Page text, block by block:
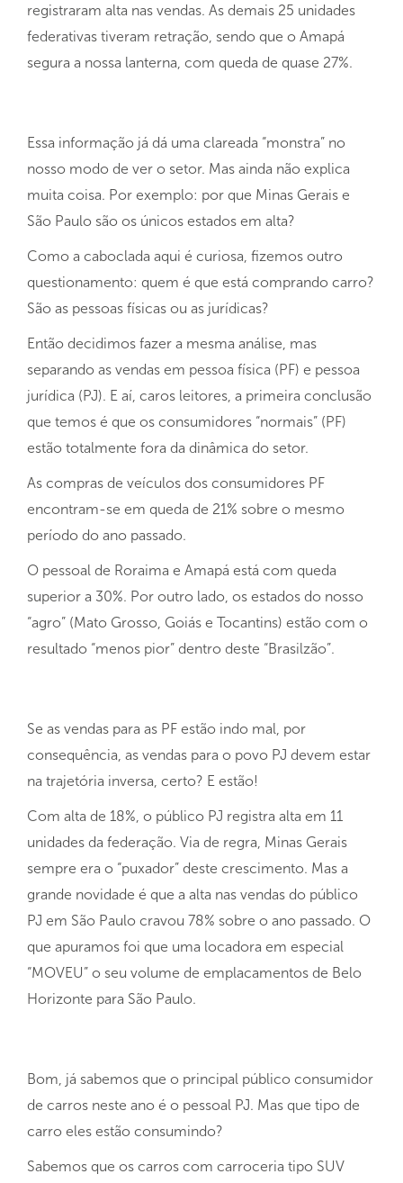
registraram alta nas vendas. As demais 25 unidades
federativas tiveram retração, sendo que o Amapá
segura a nossa lanterna, com queda de quase 27%.
Essa informação já dá uma clareada “monstra” no
nosso modo de ver o setor. Mas ainda não explica
muita coisa. Por exemplo: por que Minas Gerais e
São Paulo são os únicos estados em alta?
Como a caboclada aqui é curiosa, fizemos outro
questionamento: quem é que está comprando carro?
São as pessoas físicas ou as jurídicas?
Então decidimos fazer a mesma análise, mas
separando as vendas em pessoa física (PF) e pessoa
jurídica (PJ). E aí, caros leitores, a primeira conclusão
que temos é que os consumidores “normais” (PF)
estão totalmente fora da dinâmica do setor.
As compras de veículos dos consumidores PF
encontram-se em queda de 21% sobre o mesmo
período do ano passado.
O pessoal de Roraima e Amapá está com queda
superior a 30%. Por outro lado, os estados do nosso
“agro” (Mato Grosso, Goiás e Tocantins) estão com o
resultado “menos pior” dentro deste “Brasilzão”.
Se as vendas para as PF estão indo mal, por
consequência, as vendas para o povo PJ devem estar
na trajetória inversa, certo? E estão!
Com alta de 18%, o público PJ registra alta em 11
unidades da federação. Via de regra, Minas Gerais
sempre era o “puxador” deste crescimento. Mas a
grande novidade é que a alta nas vendas do público
PJ em São Paulo cravou 78% sobre o ano passado. O
que apuramos foi que uma locadora em especial
“MOVEU” o seu volume de emplacamentos de Belo
Horizonte para São Paulo.
Bom, já sabemos que o principal público consumidor
de carros neste ano é o pessoal PJ. Mas que tipo de
carro eles estão consumindo?
Sabemos que os carros com carroceria tipo SUV